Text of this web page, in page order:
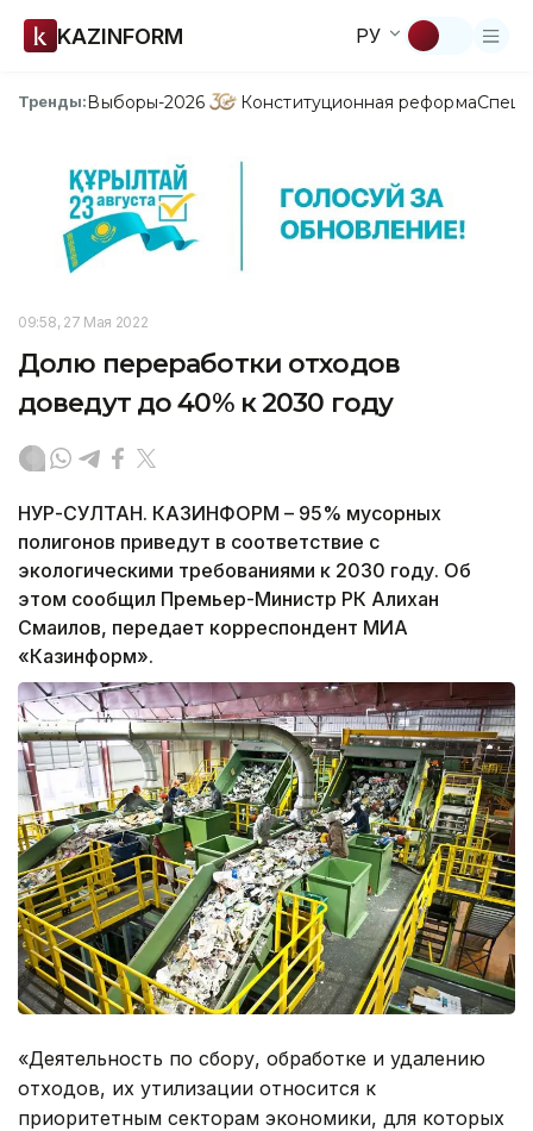
KAZINFORM РУ
Тренды:Выборы-2026 Конституционная реформа
09:58, 27 Мая 2022
Долю переработки отходов
доведут до 40% к 2030 году
НУР-СУЛТАН. КАЗИНФОРМ – 95% мусорных
полигонов приведут в соответствие с
экологическими требованиями к 2030 году. Об
этом сообщил Премьер-Министр РК Алихан
Смаилов, передает корреспондент МИА
«Казинформ».
«Деятельность по сбору, обработке и удалению
отходов, их утилизации относится к
приоритетным секторам экономики, для которых